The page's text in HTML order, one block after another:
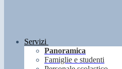
Servizi
Panoramica
Famiglie e studenti